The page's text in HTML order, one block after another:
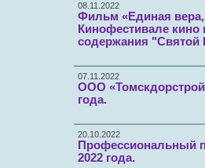
08.11.2022
Фильм «Единая вера,
Кинофестивале
содержания "Святой
07.11.2022
ООО
года.
20.10.2022
Профессиональный
2022 года.